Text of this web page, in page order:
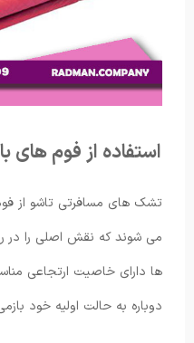
استفاده از فوم های
تشک های مسافرتی تاشو از
می شوند که نقش اصلی را در
ها دارای خاصیت ارتجاعی
دوباره به حالت اولیه خود